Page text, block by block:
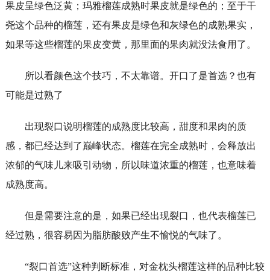
果皮呈绿色泛黄；玛雅榴莲成熟时果皮就是绿色的；至于干
尧这个品种的榴莲，还有果皮是绿色和灰绿色的成熟果实，
如果等这些榴莲的果皮变黄，那里面的果肉就没法食用了。
所以看颜色这个技巧，不太靠谱。开口了是首选？也有
可能是过熟了
出现裂口说明榴莲的成熟度比较高，甜度和果肉的质
感，都已经达到了巅峰状态。榴莲在完全成熟时，会释放出
浓郁的气味儿来吸引动物，所以味道浓重的榴莲，也意味着
成熟度高。
但是需要注意的是，如果已经出现裂口，也代表榴莲已
经过熟，很容易因为脂肪酸败产生不愉悦的气味了。
“裂口首选”这种判断标准，对金枕头榴莲这样的品种比较